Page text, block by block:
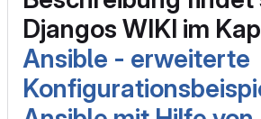
Djangos WIKI im
Ansible - erweiterte